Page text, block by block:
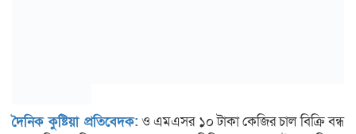
দৈনিক কুষ্টিয়া প্রতিবেদক: ও এমএসর ১০ টাকা কেজির চাল বিক্রি বন্ধ